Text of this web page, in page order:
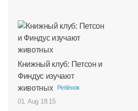
Книжный клуб: Петсон и
Финдус изучают
животных
Ребёнок
01. Aug 18:15